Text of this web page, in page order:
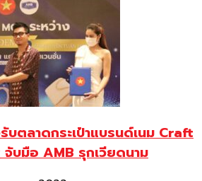
บตลาดกระเป๋าแบรนด์เนม Craft
บมือ AMB รุกเวียดนาม